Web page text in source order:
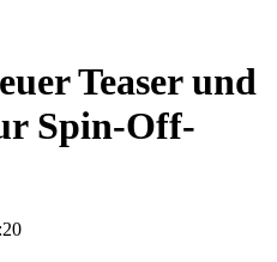
Teaser und
Spin-Off-